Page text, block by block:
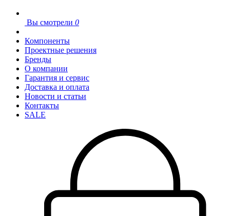
Вы смотрели 0
Компоненты
Проектные решения
Бренды
О компании
Гарантия и сервис
Доставка и оплата
Новости и статьи
Контакты
SALE